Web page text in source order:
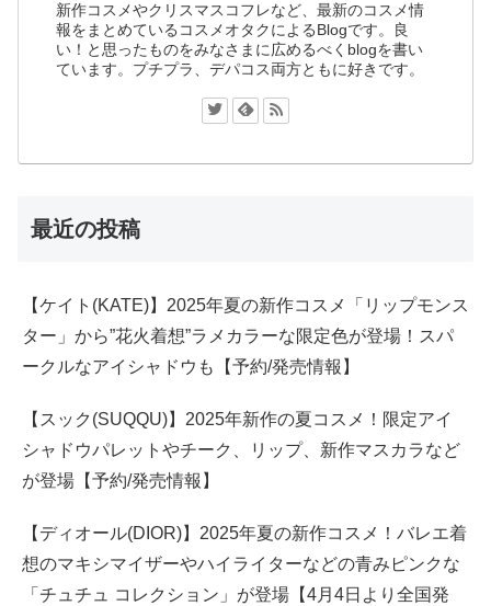
新作コスメやクリスマスコフレなど、最新のコスメ情
報をまとめているコスメオタクによるBlogです。良
い！と思ったものをみなさまに広めるべくblogを書い
ています。プチプラ、デパコス両方ともに好きです。
最近の投稿
【ケイト(KATE)】2025年夏の新作コスメ「リップモンス
ター」から”花火着想”ラメカラーな限定色が登場！スパ
ークルなアイシャドウも【予約/発売情報】
【スック(SUQQU)】2025年新作の夏コスメ！限定アイ
シャドウパレットやチーク、リップ、新作マスカラなど
が登場【予約/発売情報】
【ディオール(DIOR)】2025年夏の新作コスメ！バレエ着
想のマキシマイザーやハイライターなどの青みピンクな
「チュチュ コレクション」が登場【4月4日より全国発